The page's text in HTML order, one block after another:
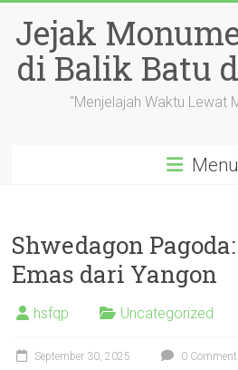
content
Jejak
di Balik Batu
"Menjelajah Waktu Lewat
Menu
Shwedagon
Emas dari Yangon
hsfqp Uncategorized
September 30, 2025 0 Comment